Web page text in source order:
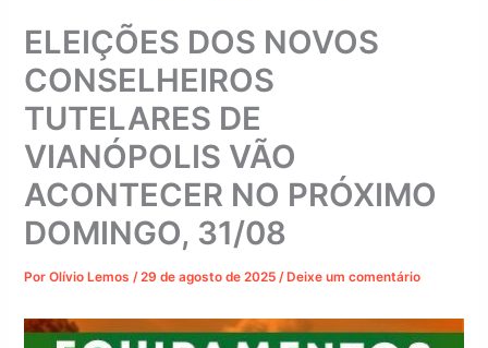
ELEIÇÕES DOS NOVOS
CONSELHEIROS
TUTELARES DE
VIANÓPOLIS VÃO
ACONTECER NO PRÓXIMO
DOMINGO, 31/08
PorOlívio Lemos/29 de agosto de 2025/ Deixe um comentário